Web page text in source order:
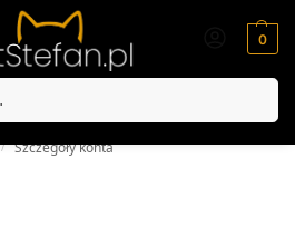
0
/ Szczegóły konta